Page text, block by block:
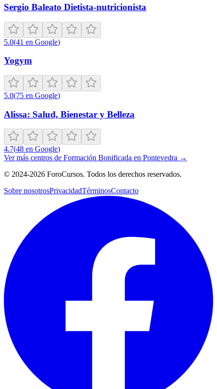
Sergio Baleato Dietista-nutricionista
5.0(41 en Google)
Yogym
5.0(75 en Google)
Alissa: Salud, Bienestar y Belleza
4.7(48 en Google)
Ver más centros de Formación Bonificada en Pontevedra →
© 2024-2026 ForoCursos. Todos los derechos reservados.
Sobre nosotrosPrivacidadTérminosContacto